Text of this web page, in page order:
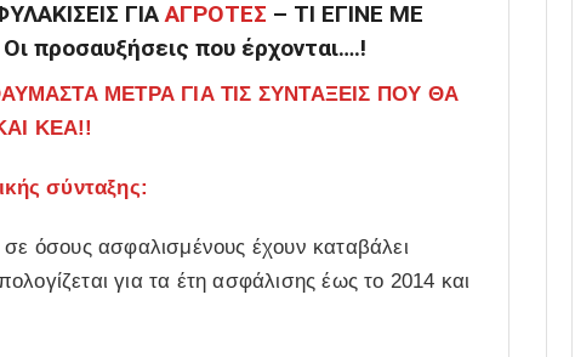
ΓΙΑΑΓΡΟΤΕΣ – ΤΙ ΕΓΙΝΕ ΜΕ
προσαυξήσεις που έρχονται….!
ΜΕΤΡΑ ΓΙΑ ΤΙΣ ΣΥΝΤΑΞΕΙΣ ΠΟΥ ΘΑ
ΚΕΑ!!
σύνταξης:
όσους ασφαλισμένους έχουν καταβάλει
για τα έτη ασφάλισης έως το 2014 και